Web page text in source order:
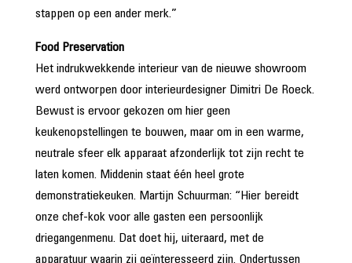
stappen op een ander merk.”
Food Preservation
Het indrukwekkende interieur van de nieuwe showroom
werd ontworpen door interieurdesigner Dimitri De Roeck.
Bewust is ervoor gekozen om hier geen
keukenopstellingen te bouwen, maar om in een warme,
neutrale sfeer elk apparaat afzonderlijk tot zijn recht te
laten komen. Middenin staat één heel grote
demonstratiekeuken. Martijn Schuurman: “Hier bereidt
onze chef-kok voor alle gasten een persoonlijk
driegangenmenu. Dat doet hij, uiteraard, met de
apparatuur waarin zij geïnteresseerd zijn. Ondertussen